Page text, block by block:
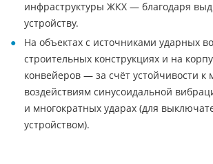
инфраструктуры ЖКХ — благодаря
устройству.
На объектах с источниками ударных
строительных конструкциях и на
конвейеров — за счёт устойчивости к
воздействиям синусоидальной
и многократных ударах (для
устройством).